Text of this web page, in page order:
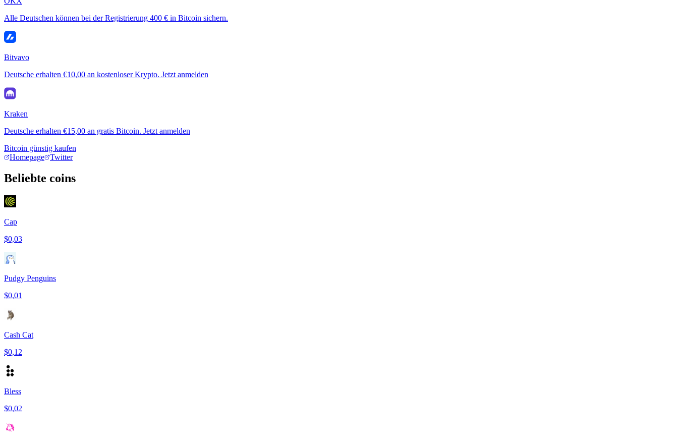
Alle Deutschen können bei der Registrierung 400 € in Bitcoin sichern.
Bitvavo
Deutsche erhalten €10,00 an kostenloser Krypto. Jetzt anmelden
Kraken
Deutsche erhalten €15,00 an gratis Bitcoin. Jetzt anmelden
Bitcoin günstig kaufen
Homepage
Twitter
Beliebte coins
Cap
$0,03
Pudgy Penguins
$0,01
Cash Cat
$0,12
Bless
$0,02